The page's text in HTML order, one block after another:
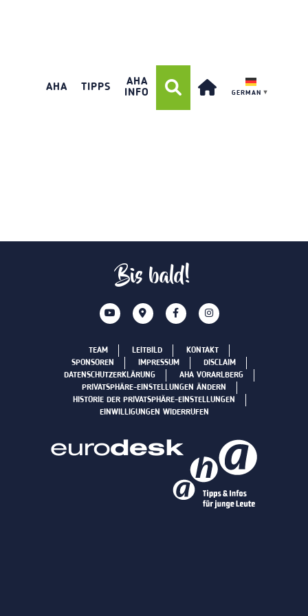
AHA TIPPS
AHA
INFO
GERMAN ▼
Bis bald!
TEAM LEITBILD
KONTAKT
SPONSOREN
IMPRESSUM
DISCLAIM
DATENSCHUTZERKLÄRUNG
AHA VORARLBERG
PRIVATSPHÄRE-EINSTELLUNGEN ÄNDERN
HISTORIE DER PRIVATSPHÄRE-EINSTELLUNGEN
EINWILLIGUNGEN WIDERRUFEN